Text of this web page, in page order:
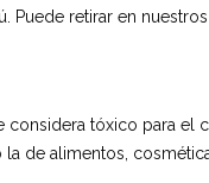
Puede retirar en
considera tóxico para el
de alimentos,